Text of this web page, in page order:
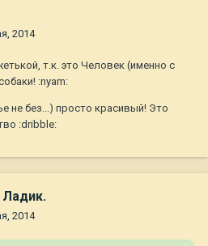
2014
т.к. это Человек (именно с
:nyam:
не без...) просто красивый! Это
:dribble:
Ладик.
2014